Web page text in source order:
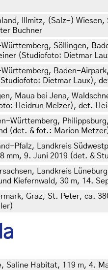
Illmitz, (Salz-)
Buchner
Württemberg, Söllingen,
(Studiofoto: Dietmar
Württemberg, Baden-
Dietmar Laux),
Maua bei Jena,
Heidrun Melzer), det.
Württemberg,
(det. & fot.: Marion
Pfalz, Landkreis
mm, 9. Juni 2019 (det. &
Landkreis
Kiefernwald, 30 m, 14.
Graz, St. Peter, ca.
Saline Habitat, 119 m, 4.